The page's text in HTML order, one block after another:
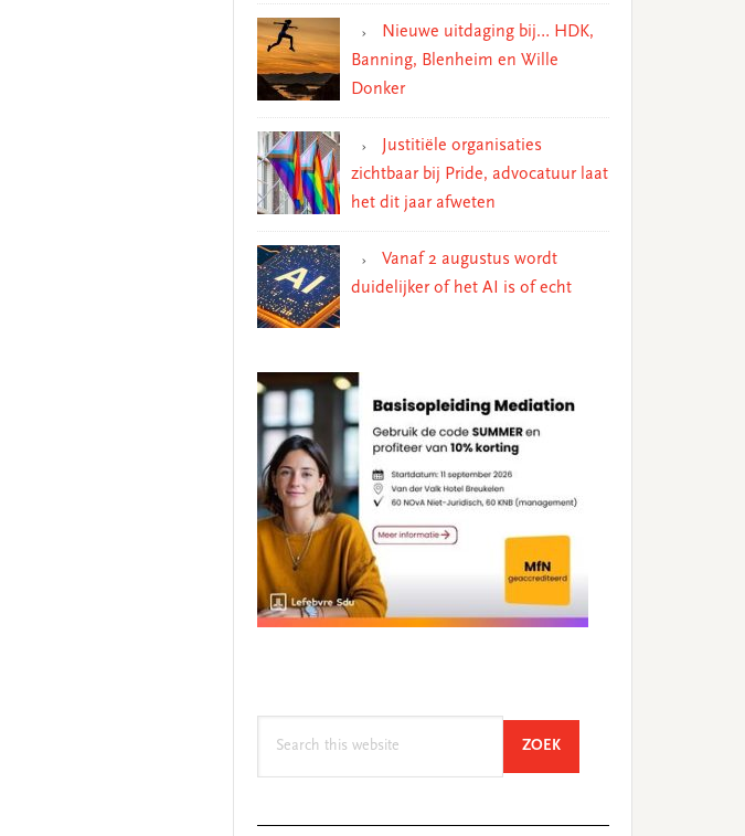
Nieuwe uitdaging bij… HDK,
Banning, Blenheim en Wille
Donker
Justitiële organisaties
zichtbaar bij Pride, advocatuur laat
het dit jaar afweten
Vanaf 2 augustus wordt
duidelijker of het AI is of echt
ZOEKSEARCH